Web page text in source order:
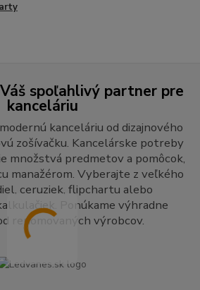
spoľahlivý partner pre
kanceláriu
kanceláriu od dizajnového
zošívačku. Kancelárske potreby
množstvá predmetov a pomôcok,
manažérom. Vyberajte z veľkého
ceruziek, flipchartu alebo
Ponúkame výhradne
renomovaných výrobcov.